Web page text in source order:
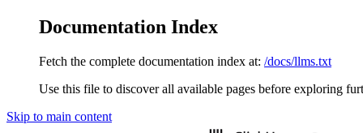
Documentation Index
Fetch the complete documentation index at: /docs/llms.txt
Use this file to discover all available pages before exploring
Skip to main content